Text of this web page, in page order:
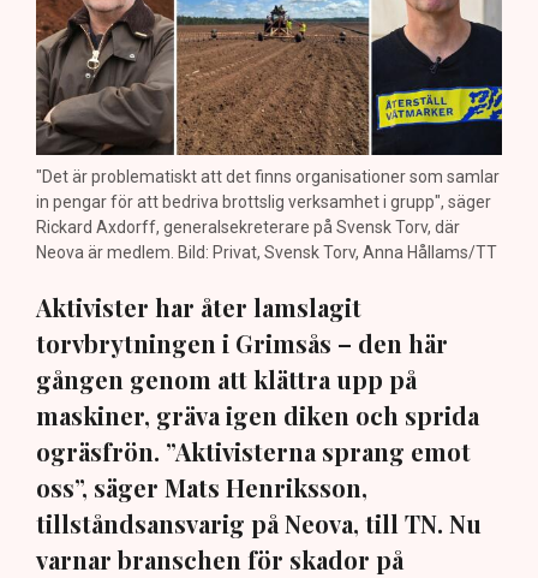
"Det är problematiskt att det finns organisationer som samlar
in pengar för att bedriva brottslig verksamhet i grupp", säger
Rickard Axdorff, generalsekreterare på Svensk Torv, där
Neova är medlem. Bild: Privat, Svensk Torv, Anna Hållams/TT
Aktivister har åter lamslagit
torvbrytningen i Grimsås – den här
gången genom att klättra upp på
maskiner, gräva igen diken och sprida
ogräsfrön. ”Aktivisterna sprang emot
oss”, säger Mats Henriksson,
tillståndsansvarig på Neova, till TN. Nu
varnar branschen för skador på